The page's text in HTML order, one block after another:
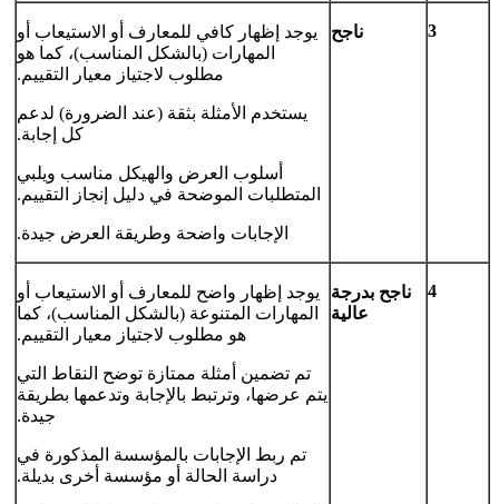
3 ناجح
يوجد إظهار كافي للمعارف أو الاستيعاب أو
المهارات (بالشكل المناسب)، كما هو
مطلوب لاجتياز معيار التقييم.
يستخدم الأمثلة بثقة (عند الضرورة) لدعم
كل إجابة.
أسلوب العرض والهيكل مناسب ويلبي
المتطلبات الموضحة في دليل إنجاز التقييم.
الإجابات واضحة وطريقة العرض جيدة.
4
ناجح بدرجة
عالية
يوجد إظهار واضح للمعارف أو الاستيعاب أو
المهارات المتنوعة (بالشكل المناسب)، كما
هو مطلوب لاجتياز معيار التقييم.
تم تضمين أمثلة ممتازة توضح النقاط التي
يتم عرضها، وترتبط بالإجابة وتدعمها بطريقة
جيدة.
تم ربط الإجابات بالمؤسسة المذكورة في
دراسة الحالة أو مؤسسة أخرى بديلة.